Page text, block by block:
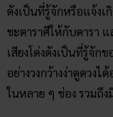
ดังเป็นที่รู้จักหรือแจ้ง
ชะตาราศีให้กับดารา
เสียงโด่งดังเป็นที่รู้จัก
อย่างวงกว้างง่าดูดวง
ในหลาย ๆ ช่อง รวมถึ